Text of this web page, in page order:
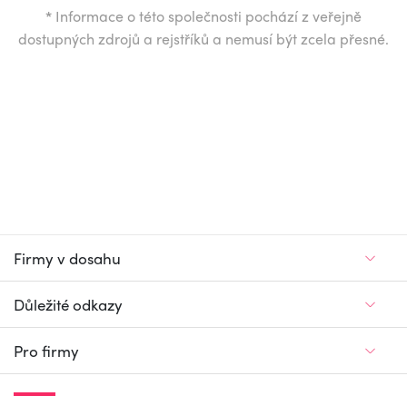
* Informace o této společnosti pochází z veřejně
dostupných zdrojů a rejstříků a nemusí být zcela přesné.
Firmy v dosahu
Důležité odkazy
Pro firmy